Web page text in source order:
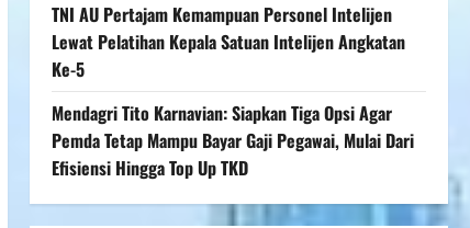
TNI AU Pertajam Kemampuan Personel Intelijen
Lewat Pelatihan Kepala Satuan Intelijen Angkatan
Ke-5
Mendagri Tito Karnavian: Siapkan Tiga Opsi Agar
Pemda Tetap Mampu Bayar Gaji Pegawai, Mulai Dari
Efisiensi Hingga Top Up TKD